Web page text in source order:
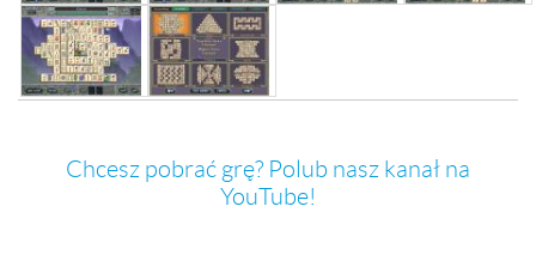
Chcesz pobrać grę? Polub nasz kanał na
YouTube!